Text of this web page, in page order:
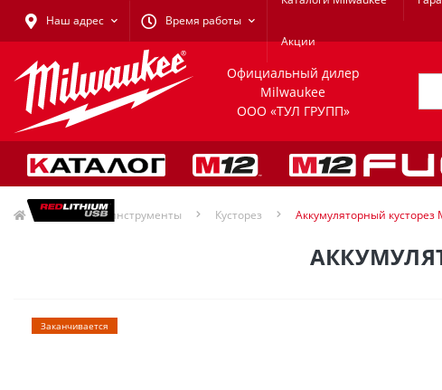
Наш адрес Время работы
Акции
Официальный дилер
Milwaukee
ООО «ТУЛ ГРУПП»
Садовые инструменты Кусторез Аккумуляторный кусторез
Заканчивается